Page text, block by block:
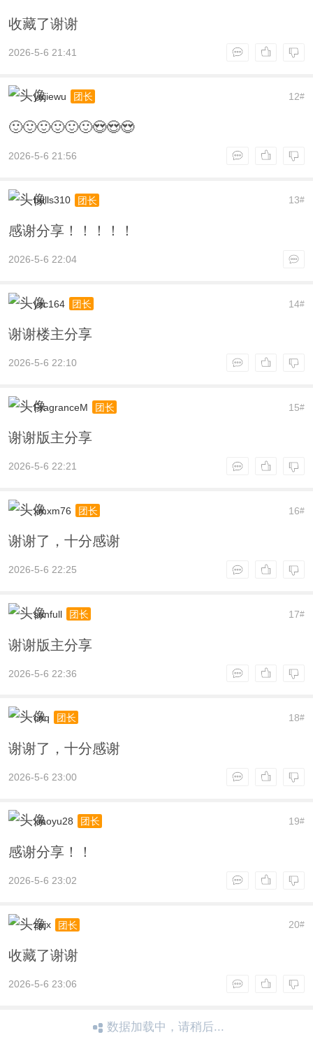
收藏了谢谢
2026-5-6 21:41
12#
yujiewu 团长
🙂🙂🙂🙂🙂🙂😍😍😍
2026-5-6 21:56
13#
bulls310 团长
感谢分享！！！！！
2026-5-6 22:04
14#
yzc164 团长
谢谢楼主分享
2026-5-6 22:10
15#
FragranceM 团长
谢谢版主分享
2026-5-6 22:21
16#
xmxm76 团长
谢谢了，十分感谢
2026-5-6 22:25
17#
sunfull 团长
谢谢版主分享
2026-5-6 22:36
18#
cnq 团长
谢谢了，十分感谢
2026-5-6 23:00
19#
xiaoyu28 团长
感谢分享！！
2026-5-6 23:02
20#
zpjx 团长
收藏了谢谢
2026-5-6 23:06
数据加载中，请稍后...